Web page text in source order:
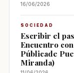
16/06/2026
SOCIEDAD
Escribir el
Encuentro
Públicade
Miranda)